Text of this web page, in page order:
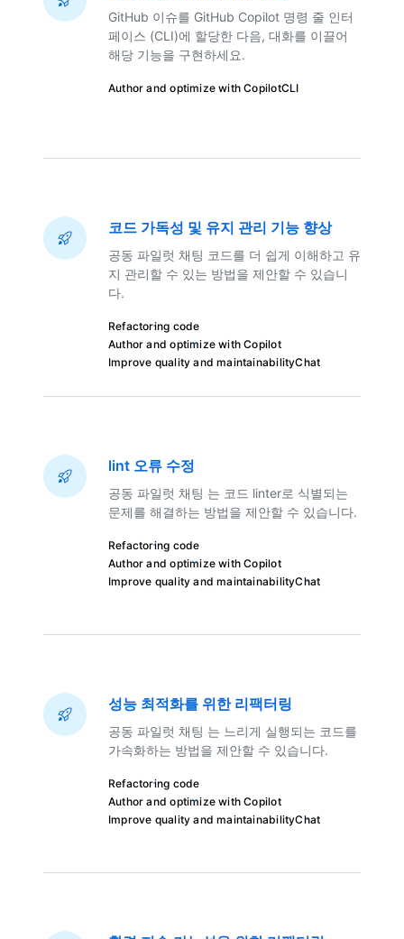
GitHub 이슈를 GitHub Copilot 명령 줄 인터
페이스 (CLI)에 할당한 다음, 대화를 이끌어
해당 기능을 구현하세요.
Author and optimize with CopilotCLI
코드 가독성 및 유지 관리 기능 향상
공동 파일럿 채팅 코드를 더 쉽게 이해하고 유
지 관리할 수 있는 방법을 제안할 수 있습니
다.
Refactoring code
Author and optimize with Copilot
Improve quality and maintainabilityChat
lint 오류 수정
공동 파일럿 채팅 는 코드 linter로 식별되는
문제를 해결하는 방법을 제안할 수 있습니다.
Refactoring code
Author and optimize with Copilot
Improve quality and maintainabilityChat
성능 최적화를 위한 리팩터링
공동 파일럿 채팅 는 느리게 실행되는 코드를
가속화하는 방법을 제안할 수 있습니다.
Refactoring code
Author and optimize with Copilot
Improve quality and maintainabilityChat